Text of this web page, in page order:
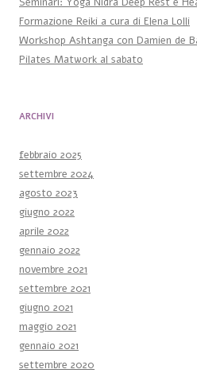
Formazione Reiki a cura di Elena Lolli
Workshop Ashtanga con Damien de
Pilates Matwork al sabato
ARCHIVI
febbraio 2025
settembre 2024
agosto 2023
giugno 2022
aprile 2022
gennaio 2022
novembre 2021
settembre 2021
giugno 2021
maggio 2021
gennaio 2021
settembre 2020